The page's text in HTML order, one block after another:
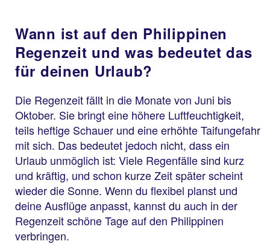
Wann ist auf den Philippinen
Regenzeit und was bedeutet das
für deinen Urlaub?
Die Regenzeit fällt in die Monate von Juni bis
Oktober. Sie bringt eine höhere Luftfeuchtigkeit,
teils heftige Schauer und eine erhöhte Taifungefahr
mit sich. Das bedeutet jedoch nicht, dass ein
Urlaub unmöglich ist: Viele Regenfälle sind kurz
und kräftig, und schon kurze Zeit später scheint
wieder die Sonne. Wenn du flexibel planst und
deine Ausflüge anpasst, kannst du auch in der
Regenzeit schöne Tage auf den Philippinen
verbringen.